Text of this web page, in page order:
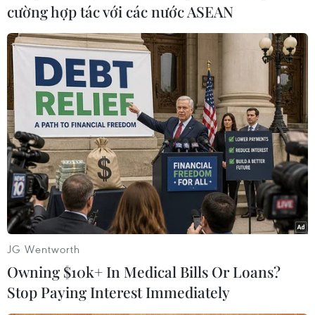
khác, cho biết đơn vị của ông đã liên lạc với đại
sứ quán Thụy Sĩ về vụ việc.
Mumbai hồi tháng trước, sau khi thăm Iran và
đã bắt đầu đạp xe du lịch vòng quanh Ấn Độ. Họ
đang trên đường tới Orcha, một điểm hút du
khác ngoại quốc ở Madhya Pradesh trong ngày
thứ Năm.Bộ Ngoại giao Thụy Sĩ ở Bern đã ra
thông báo bày tỏ việc họ rất sốc trước thảm kịch.
Tháng trước, bộ này đã phát đi khuyến cáo tới
các công dân Thụy Sĩ đang du lịch ở Ấn Độ nói
rằng tình trạng bạo lực tình dục đang tăng lên ở
Ấn Độ và cảnh báo các nhóm du khác, kể cả
nam và nữ, cần đi theo đoàn lớn, với sự hướng
dẫn của dân địa phương.
cường hợp tác với các nước ASEAN
JG Wentworth
Owning $10k+ In Medical Bills Or Loans?
Stop Paying Interest Immediately